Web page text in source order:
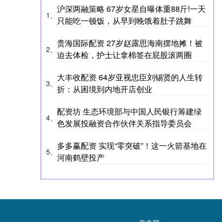
1、
沪深两融策略 67岁女星自曝体重88斤!一天
只能吃一顿饭，从早到晚饿着肚子跳舞
2、
贵海国际配资 27岁赵露思海南摆地摊！被
迫去体检，护士让拿棉签在屁股滚两圈
3、
大丰收配资 64岁亚视忠臣刘锡贤的人生转
折：从困境到内地开店创业
4、
配资坊 生态环境部与中国人民银行筹建绿
色发展投融资合作伙伴关系指导委员会
5、
多多赢配资 实现“零突破”！这一火箭基地在
河南鹤壁投产